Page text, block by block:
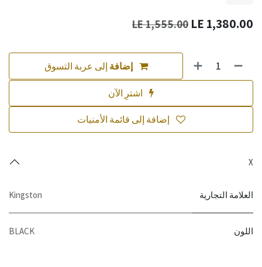
1,380.00
1,555.00
LE
إضافة إلى عربة التسوق
إضافة إلى قائمة الأمنيات
X
العلامة التجارية Kingston
اللون BLACK